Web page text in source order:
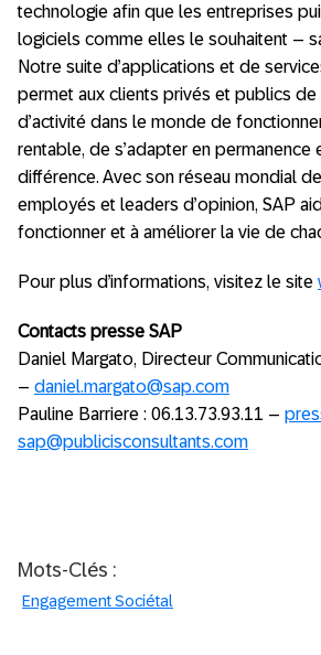
technologie afin que les entreprises
logiciels comme elles le souhaitent –
Notre suite d’applications et de
permet aux clients privés et publics de
d’activité dans le monde de
rentable, de s’adapter en permanence
différence. Avec son réseau mondial
employés et leaders d’opinion, SAP
fonctionner et à améliorer la vie de
Pour plus d’informations, visitez le site
Contacts presse SAP
Daniel Margato, Directeur
– daniel.margato@sap.com
Pauline Barriere : 06.13.73.93.11 –
sap@publicisconsultants.com
Mots-Clés :
Engagement Sociétal